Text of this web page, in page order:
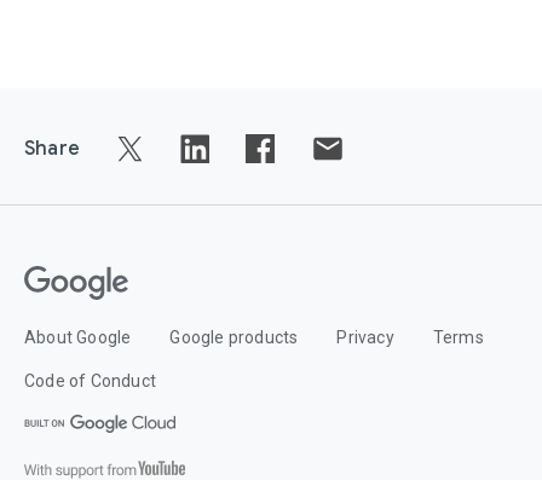
Share
About Google Google products Privacy Terms
Code of Conduct